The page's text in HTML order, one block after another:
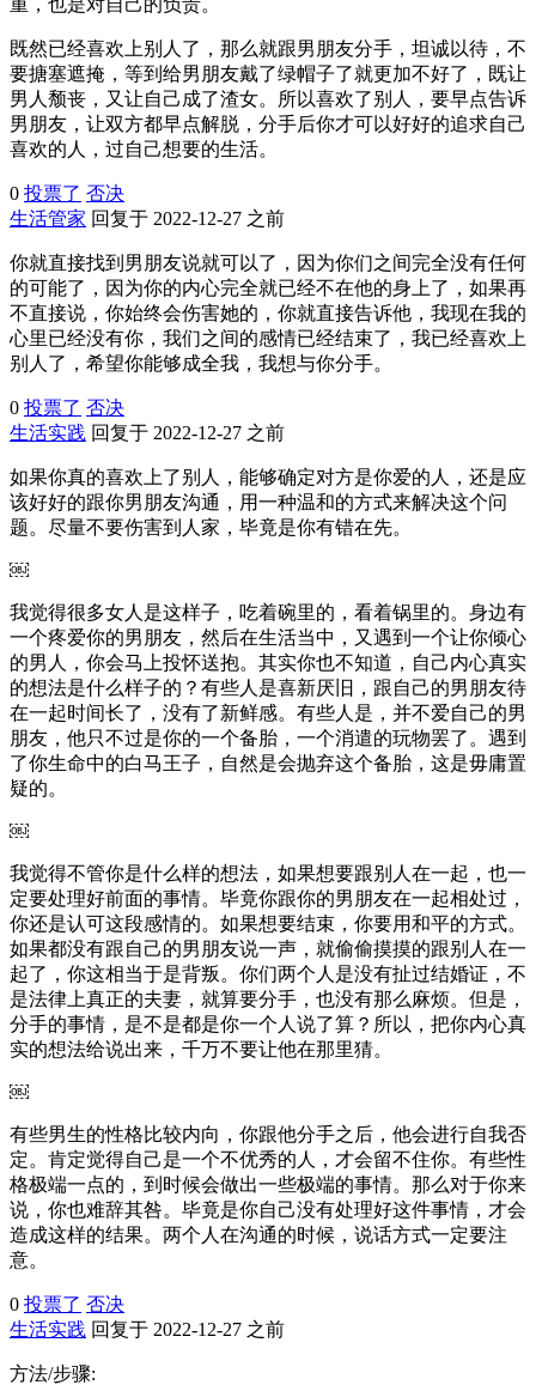
既然已经喜欢上别人了，那么就跟男朋友分手，坦诚以待，不
要搪塞遮掩，等到给男朋友戴了绿帽子了就更加不好了，既让
男人颓丧，又让自己成了渣女。所以喜欢了别人，要早点告诉
男朋友，让双方都早点解脱，分手后你才可以好好的追求自己
喜欢的人，过自己想要的生活。
0 投票了 否决
生活管家 回复于 2022-12-27 之前
你就直接找到男朋友说就可以了，因为你们之间完全没有任何
的可能了，因为你的内心完全就已经不在他的身上了，如果再
不直接说，你始终会伤害她的，你就直接告诉他，我现在我的
心里已经没有你，我们之间的感情已经结束了，我已经喜欢上
别人了，希望你能够成全我，我想与你分手。
0 投票了 否决
生活实践 回复于 2022-12-27 之前
如果你真的喜欢上了别人，能够确定对方是你爱的人，还是应
该好好的跟你男朋友沟通，用一种温和的方式来解决这个问
题。尽量不要伤害到人家，毕竟是你有错在先。
￼
我觉得很多女人是这样子，吃着碗里的，看着锅里的。身边有
一个疼爱你的男朋友，然后在生活当中，又遇到一个让你倾心
的男人，你会马上投怀送抱。其实你也不知道，自己内心真实
的想法是什么样子的？有些人是喜新厌旧，跟自己的男朋友待
在一起时间长了，没有了新鲜感。有些人是，并不爱自己的男
朋友，他只不过是你的一个备胎，一个消遣的玩物罢了。遇到
了你生命中的白马王子，自然是会抛弃这个备胎，这是毋庸置
疑的。
￼
我觉得不管你是什么样的想法，如果想要跟别人在一起，也一
定要处理好前面的事情。毕竟你跟你的男朋友在一起相处过，
你还是认可这段感情的。如果想要结束，你要用和平的方式。
如果都没有跟自己的男朋友说一声，就偷偷摸摸的跟别人在一
起了，你这相当于是背叛。你们两个人是没有扯过结婚证，不
是法律上真正的夫妻，就算要分手，也没有那么麻烦。但是，
分手的事情，是不是都是你一个人说了算？所以，把你内心真
实的想法给说出来，千万不要让他在那里猜。
￼
有些男生的性格比较内向，你跟他分手之后，他会进行自我否
定。肯定觉得自己是一个不优秀的人，才会留不住你。有些性
格极端一点的，到时候会做出一些极端的事情。那么对于你来
说，你也难辞其咎。毕竟是你自己没有处理好这件事情，才会
造成这样的结果。两个人在沟通的时候，说话方式一定要注
意。
0 投票了 否决
生活实践 回复于 2022-12-27 之前
方法/步骤: